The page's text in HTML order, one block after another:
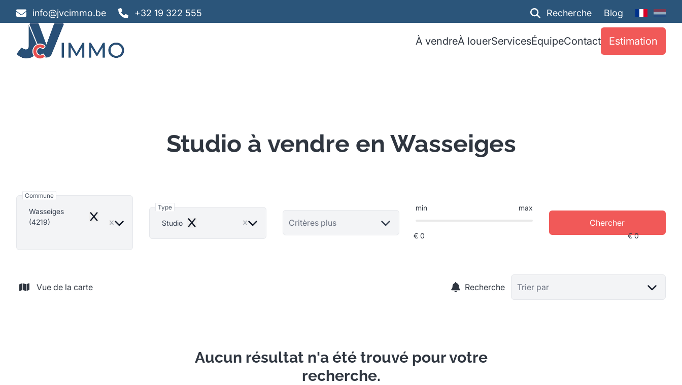
info@jvcimmo.be +32 19 322 555 Recherche Blog
À vendreÀ louerServicesÉquipeContact Estimation
Studio à vendre en Wasseiges
Commune
Wasseiges
(4219)
Remove
Type
Studio
Remove Critères plus
min max
Chercher
Vue de la carte Recherche Trier par
Aucun résultat n'a été trouvé pour votre
recherche.